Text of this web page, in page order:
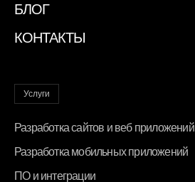
БЛОГ
КОНТАКТЫ
Услуги
Разработка сайтов и веб приложений
Разработка мобильных приложений
ПО и интеграции